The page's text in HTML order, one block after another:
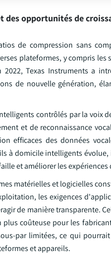
des opportunités de
de compression sans
plateformes, y compris
Texas Instruments a
de nouvelle génération,
contrôlés par la voix
et de reconnaissance
efficaces des données
à domicile intelligents
et améliorer les
matérielles et logicielles
les exigences
de manière transparente.
coûteuse pour les
par limitées, ce qui
et appareils.